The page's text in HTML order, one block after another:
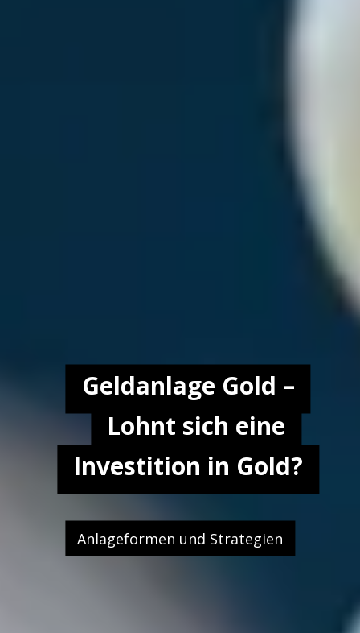
Geldanlage Gold –
Lohnt sich eine
Investition in Gold?
Anlageformen und Strategien